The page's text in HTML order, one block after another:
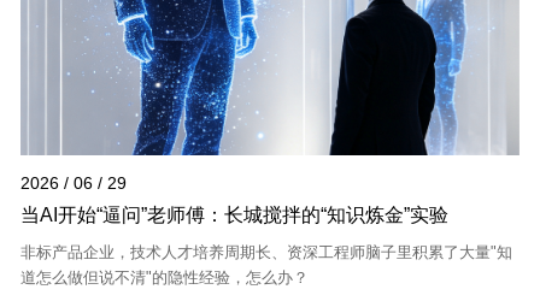
2026 / 06 / 29
当AI开始“逼问”老师傅：长城搅拌的“知识炼金”实验
非标产品企业，技术人才培养周期长、资深工程师脑子里积累了大量"知
道怎么做但说不清"的隐性经验，怎么办？